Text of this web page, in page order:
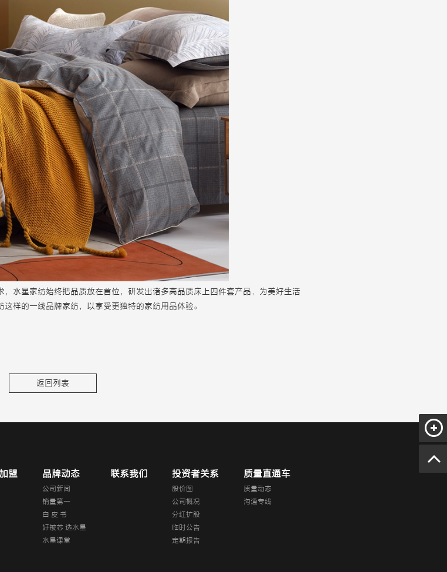
水星家纺始终把品质放在首位，研发出诸多高品质床上四件套产品，为美好生活
样的一线品牌家纺，以享受更独特的家纺用品体验。
返回列表
盟 品牌动态
公司新闻
销量第一
白 皮 书
好被芯 选水星
水星课堂
联系我们 投资者关系
股价图
公司概况
分红扩股
临时公告
定期报告
质量直通车
质量动态
沟通专线